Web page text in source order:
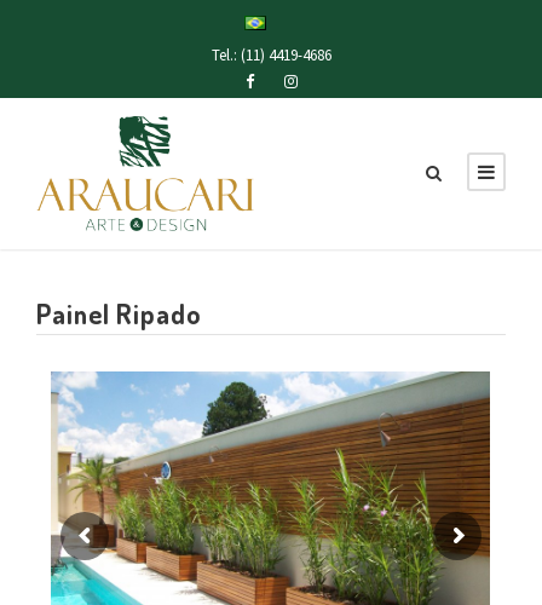
Tel.: (11) 4419-4686
Painel Ripado